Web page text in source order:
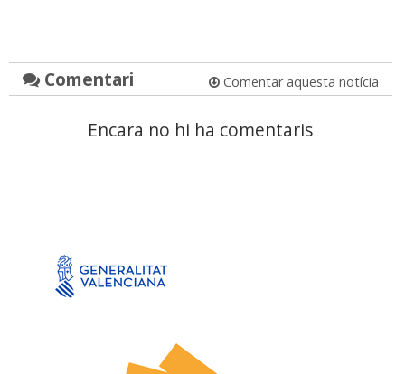
Comentari Comentar aquesta notícia
Encara no hi ha comentaris